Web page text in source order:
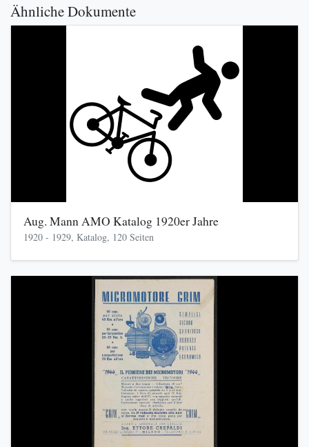
Ähnliche Dokumente
Aug. Mann AMO Katalog 1920er Jahre
1920 - 1929, Katalog, 120 Seiten